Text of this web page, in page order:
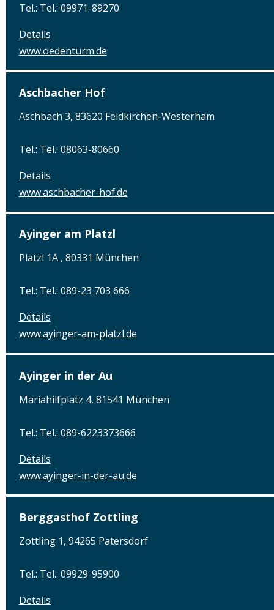
Tel.: Tel.: 09971-89270
Details
www.oedenturm.de
Aschbacher Hof
Aschbach 3, 83620 Feldkirchen-Westerham
Tel.: Tel.: 08063-80660
Details
www.aschbacher-hof.de
Ayinger am Platzl
Platzl 1A , 80331 München
Tel.: Tel.: 089-23 703 666
Details
www.ayinger-am-platzl.de
Ayinger in der Au
Mariahilfplatz 4, 81541 München
Tel.: Tel.: 089-6223373666
Details
www.ayinger-in-der-au.de
Berggasthof Zottling
Zottling 1, 94265 Patersdorf
Tel.: Tel.: 09929-95900
Details